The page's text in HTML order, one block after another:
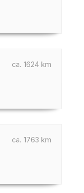
ca. 1624 km
ca. 1763 km